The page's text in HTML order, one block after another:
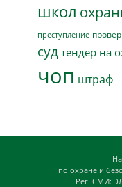
школ
преступление
суд тендер на
чоп штраф
по охране и
Рег. СМИ: